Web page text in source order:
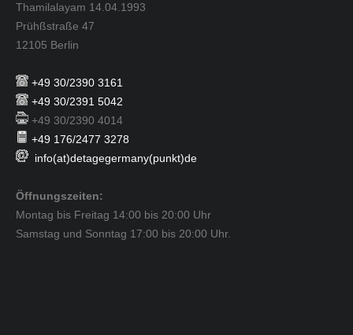
Thamilalayam 14.04.1993
Prühßstraße 47
12105 Berlin
+49 30/2390 3161
+49 30/2391 5042
+49 30/2390 4014
+49 176/2477 3278
info(at)detagegermany(punkt)de
Öffnungszeiten:
Montag bis Freitag 14:00 bis 20:00 Uhr
Samstag und Sonntag 17:00 bis 20:00 Uhr.